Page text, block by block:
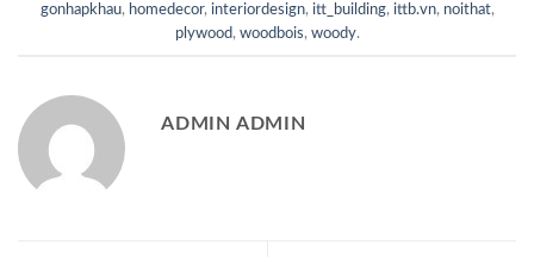
gonhapkhau, homedecor, interiordesign, itt_building, ittb.vn, noithat,
plywood, woodbois, woody.
ADMIN ADMIN